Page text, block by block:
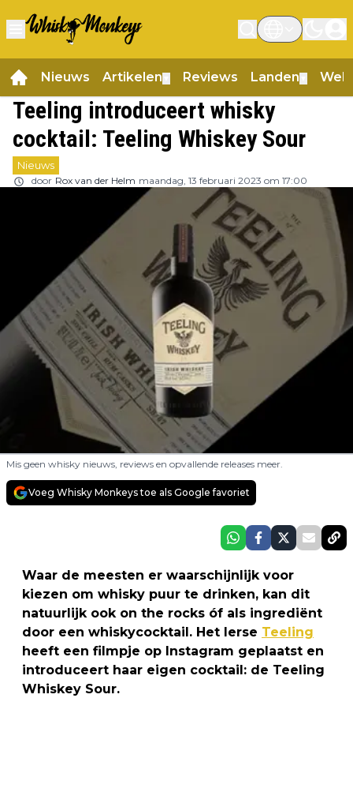
Nieuws Artikelen Reviews Landen
Teeling introduceert whisky
cocktail: Teeling Whiskey Sour
Nieuws
door Rox van der Helm maandag, 13 februari 2023 om 17:00
Mis geen whisky nieuws, reviews en opvallende releases meer.
Voeg Whisky Monkeys toe als Google favoriet
Waar de meesten er waarschijnlijk voor
kiezen om whisky puur te drinken, kan dit
natuurlijk ook on the rocks óf als ingrediënt
door een whiskycocktail. Het Ierse Teeling
heeft een filmpje op Instagram geplaatst en
introduceert haar eigen cocktail: de Teeling
Whiskey Sour.